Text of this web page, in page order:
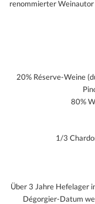
renommierter
20% Réserve-Weine
80%
1/3
Über 3 Jahre Hefelager
Dégorgier-Datum